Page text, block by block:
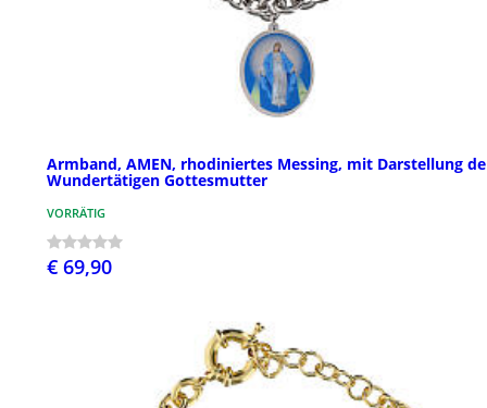
Armband, AMEN, rhodiniertes Messing, mit Darstellung
Wundertätigen Gottesmutter
VORRÄTIG
€ 69,90